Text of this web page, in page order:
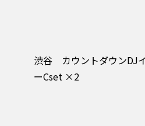
渋谷 カウントダウンDJ
ーCset ×2